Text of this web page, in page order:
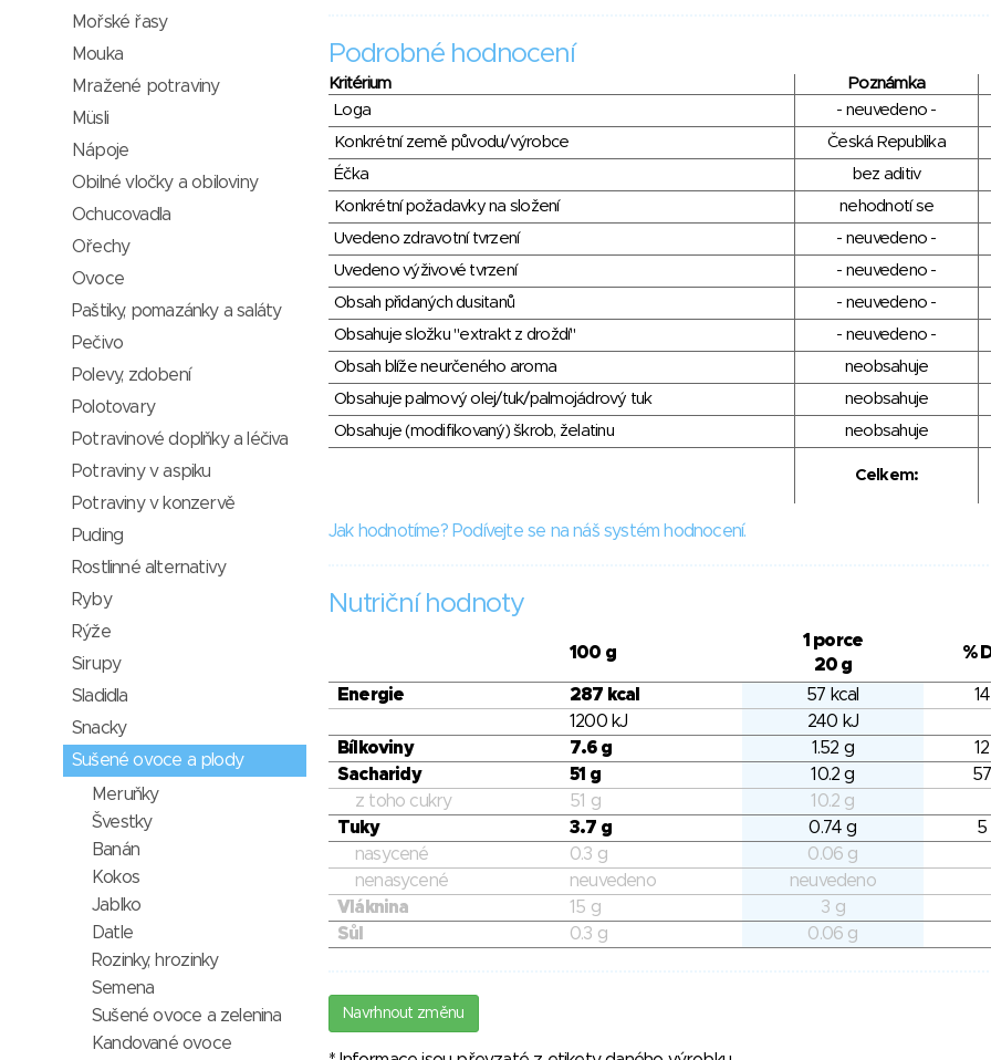
Podrobné hodnocení
Kritérium Poznámka
Loga
- neuvedeno -
Konkrétní země původu/výrobce
Česká Republika
Éčka
bez aditiv
Konkrétní požadavky na složení
nehodnotí se
Uvedeno zdravotní tvrzení
- neuvedeno -
Uvedeno výživové tvrzení
- neuvedeno -
Obsah přidaných dusitanů
- neuvedeno -
Obsahuje složku "extrakt z droždí"
- neuvedeno -
Obsah blíže neurčeného aroma
neobsahuje
Obsahuje palmový olej/tuk/palmojádrový tuk
neobsahuje
Obsahuje (modifikovaný) škrob, želatinu
neobsahuje
Celkem:
Jak hodnotíme? Podívejte se na náš systém hodnocení.
Nutriční hodnoty
100 g
1 porce
20 g
%
Energie 287 kcal 57 kcal
1200 kJ
240 kJ
Bílkoviny
7.6 g 1.52 g
Sacharidy
51 g 10.2 g
z toho cukry
51 g
10.2 g
Tuky
3.7 g 0.74 g
5
nasycené
0.3 g
0.06 g
nenasycené
neuvedeno
neuvedeno
Vláknina
15 g
3 g
Sůl
0.3 g 0.06 g
Navrhnout změnu
Mořské řasy
Mouka
Mražené potraviny
Müsli
Nápoje
Obilné vločky a obiloviny
Ochucovadla
Ořechy
Ovoce
Paštiky, pomazánky a saláty
Pečivo
Polevy, zdobení
Polotovary
Potravinové doplňky a léčiva
Potraviny v aspiku
Potraviny v konzervě
Puding
Rostlinné alternativy
Ryby
Rýže
Sirupy
Sladidla
Snacky
Sušené ovoce a plody
Meruňky
Švestky
Banán
Kokos
Jablko
Datle
Rozinky, hrozinky
Semena
Sušené ovoce a zelenina
Kandované ovoce